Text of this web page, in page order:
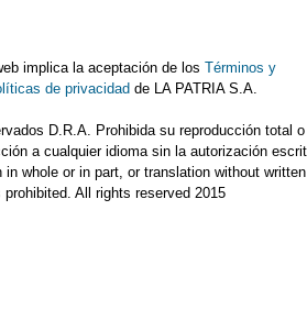
implica la aceptación de losTérminos y
de privacidad de LA PATRIA S.A.
D.R.A. Prohibida su reproducción total o
a cualquier idioma sin la autorización
in whole or in part, or translation without written
prohibited. All rights reserved 2015